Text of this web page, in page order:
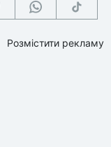
Розмістити рекламу